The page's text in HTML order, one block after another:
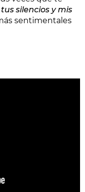
silencios y mis
sentimentales